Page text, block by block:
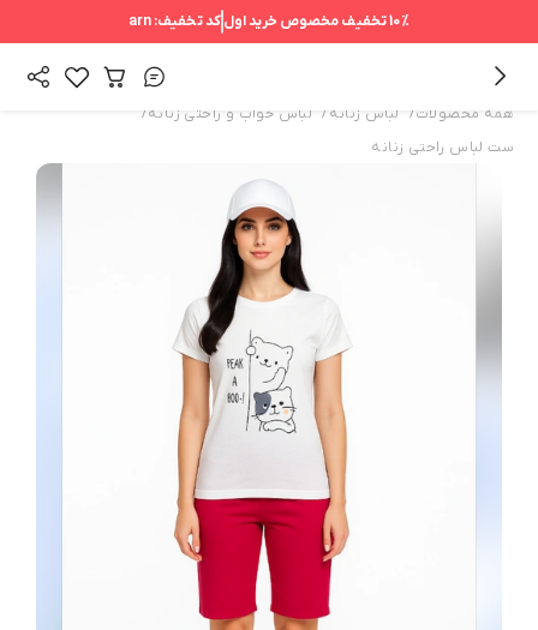
10%تخفیف مخصوص خرید اولکد تخفیف:arn
همه محصولات/ لباس زنانه / لباس خواب و راحتی زنانه/
ست لباس راحتی زنانه